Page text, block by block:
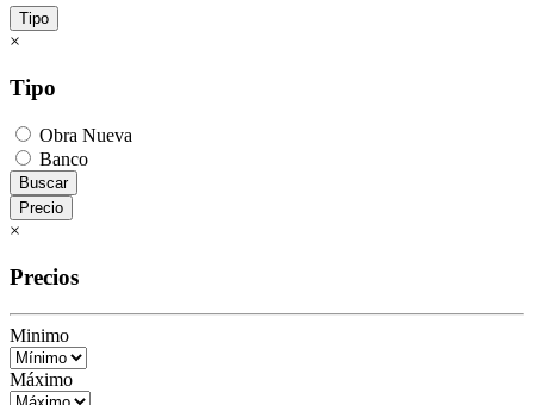
Tipo
×
Tipo
Obra Nueva
Banco
Buscar
Precio
×
Precios
Minimo
Máximo